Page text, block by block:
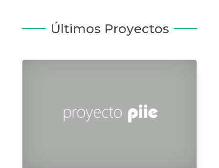
Últimos Proyectos